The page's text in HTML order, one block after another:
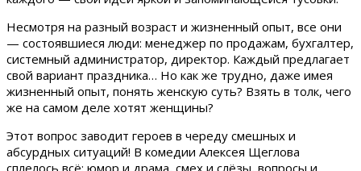
Несмотря на разный возраст и жизненный опыт, все они
— состоявшиеся люди: менеджер по продажам, бухгалтер,
системный администратор, директор. Каждый предлагает
свой вариант праздника… Но как же трудно, даже имея
жизненный опыт, понять женскую суть? Взять в толк, чего
же на самом деле хотят женщины?
Этот вопрос заводит героев в череду смешных и
абсурдных ситуаций! В комедии Алексея Щеглова
сплелось всё: юмор и драма, смех и слёзы, вопросы и